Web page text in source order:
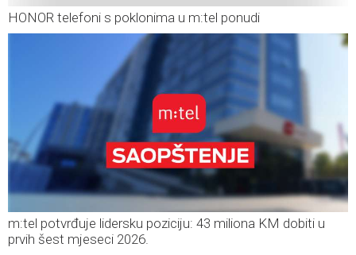
HONOR telefoni s poklonima u m:tel ponudi
m:tel potvrđuje lidersku poziciju: 43 miliona KM dobiti u
prvih šest mjeseci 2026.